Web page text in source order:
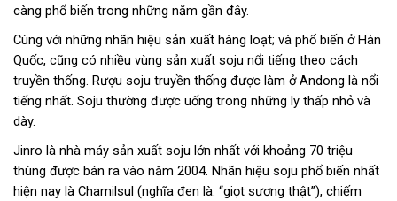
càng phổ biến trong những năm gần đây.
Cùng với những nhãn hiệu sản xuất hàng loạt; và phổ biến ở Hàn
Quốc, cũng có nhiều vùng sản xuất soju nổi tiếng theo cách
truyền thống. Rượu soju truyền thống được làm ở Andong là nổi
tiếng nhất. Soju thường được uống trong những ly thấp nhỏ và
dày.
Jinro là nhà máy sản xuất soju lớn nhất với khoảng 70 triệu
thùng được bán ra vào năm 2004. Nhãn hiệu soju phổ biến nhất
hiện nay là Chamilsul (nghĩa đen là: “giọt sương thật”), chiếm